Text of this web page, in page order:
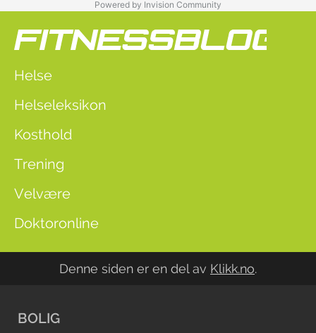
Powered by Invision Community
Helse
Helseleksikon
Kosthold
Trening
Velvære
Doktoronline
Denne siden er en del av Klikk.no.
BOLIG